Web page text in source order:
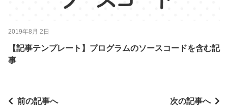
2019年8月 2日
【記事テンプレート】プログラムのソースコードを含む記
事
前の記事へ 次の記事へ